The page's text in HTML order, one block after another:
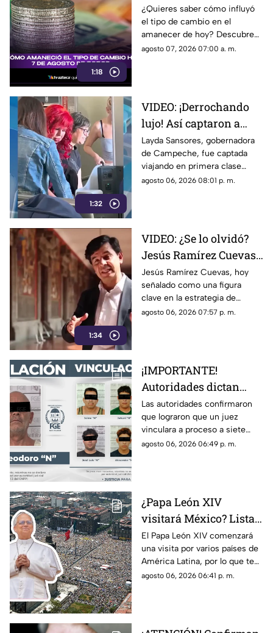
1:18
agosto de 2026?
¿Quieres saber cómo influyó
el tipo de cambio en el
amanecer de hoy? Descubre
los detalles de esta noticia que
agosto 07, 2026 07:00 a. m.
1:32
VIDEO: ¡Derrochando
lujo! Así captaron a
Layda Sansores
viajando en primera
clase a Madrid; iba con
su hermana titular del
Layda Sansores, gobernadora
de Campeche, fue captada
viajando en primera clase
rumbo a Madrid junto a su
agosto 06, 2026 08:01 p. m.
1:34
VIDEO: ¿Se lo olvidó?
Jesús Ramírez Cuevas,
figura clave en la
estrategia de censura
del gobierno, criticaba
la publicidad para
Jesús Ramírez Cuevas, hoy
señalado como una figura
clave en la estrategia de
censura del gobierno, criticaba
agosto 06, 2026 07:57 p. m.
¡IMPORTANTE!
Autoridades dictan
prisión preventiva
para siete personas
relacionadas con
narcoinvernaderos
Las autoridades confirmaron
que lograron que un juez
vinculara a proceso a siete
personas que están
agosto 06, 2026 06:49 p. m.
¿Papa León XIV
visitará México? Lista
COMPLETA de los
países de América
Latina a los que llegará
El Papa León XIV comenzará
una visita por varios países de
América Latina, por lo que te
compartimos la lista de cuáles
agosto 06, 2026 06:41 p. m.